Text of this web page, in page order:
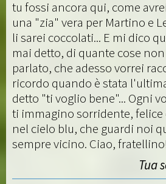
tu fossi ancora qui, come
una "zia" vera per Martino e
li sarei coccolati... E mi dico
mai detto, di quante cose
parlato, che adesso vorrei
ricordo quando è stata
detto "ti voglio bene"... Ogni
ti immagino sorridente,
nel cielo blu, che guardi noi
sempre vicino. Ciao,
Tua